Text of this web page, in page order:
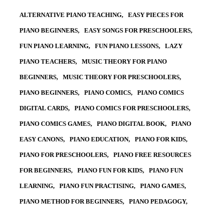
ALTERNATIVE PIANO TEACHING EASY PIECES FOR
PIANO BEGINNERS EASY SONGS FOR PRESCHOOLERS
FUN PIANO LEARNING FUN PIANO LESSONS LAZY
PIANO TEACHERS MUSIC THEORY FOR PIANO
BEGINNERS MUSIC THEORY FOR PRESCHOOLERS
PIANO BEGINNERS PIANO COMICS PIANO COMICS
DIGITAL CARDS PIANO COMICS FOR PRESCHOOLERS
PIANO COMICS GAMES PIANO DIGITAL BOOK PIANO
EASY CANONS PIANO EDUCATION PIANO FOR KIDS
PIANO FOR PRESCHOOLERS PIANO FREE RESOURCES
FOR BEGINNERS PIANO FUN FOR KIDS PIANO FUN
LEARNING PIANO FUN PRACTISING PIANO GAMES
PIANO METHOD FOR BEGINNERS PIANO PEDAGOGY